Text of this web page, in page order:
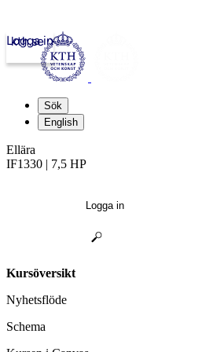
kth.se
Logga in
Sök
English
Ellära
IF1330 | 7,5 HP
Logga in
Kursöversikt
Nyhetsflöde
Schema